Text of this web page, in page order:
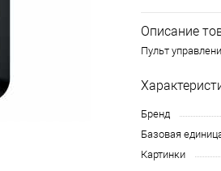
Описание
Пульт
Бренд
Базовая
Картинки